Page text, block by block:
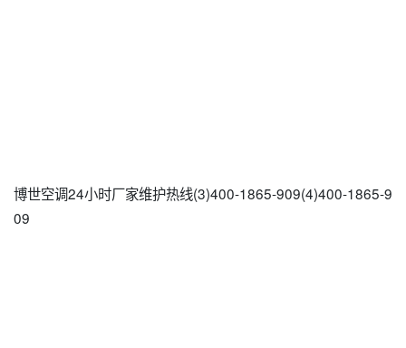
博世空调24小时厂家维护热线(3)400-1865-909(4)400-1865-9
09